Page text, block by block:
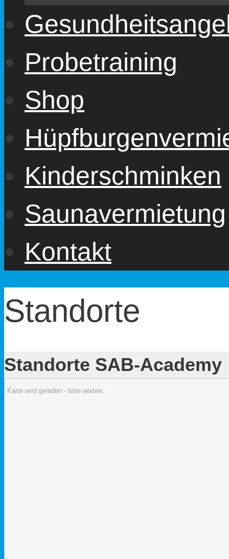
Probetraining
Shop
Kinderschminken
Saunavermietung
Kontakt
Standorte
Standorte SAB-Academy
Karte wird geladen - bitte warten...